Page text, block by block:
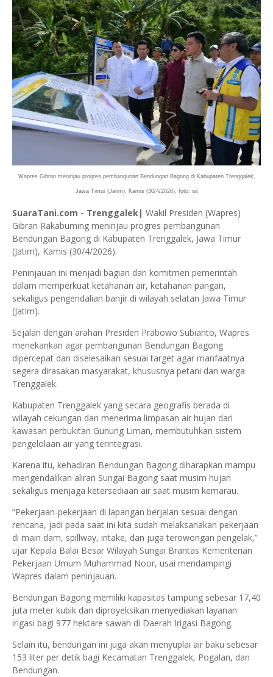
Wapres Gibran meninjau progres pembangunan Bendungan Bagong di Kabupaten Trenggalek,
Jawa Timur (Jatim), Kamis (30/4/2026). foto: ist
SuaraTani.com - Trenggalek| Wakil Presiden (Wapres)
Gibran Rakabuming meninjau progres pembangunan
Bendungan Bagong di Kabupaten Trenggalek, Jawa Timur
(Jatim), Kamis (30/4/2026).
Peninjauan ini menjadi bagian dari komitmen pemerintah
dalam memperkuat ketahanan air, ketahanan pangan,
sekaligus pengendalian banjir di wilayah selatan Jawa Timur
(Jatim).
Sejalan dengan arahan Presiden Prabowo Subianto, Wapres
menekankan agar pembangunan Bendungan Bagong
dipercepat dan diselesaikan sesuai target agar manfaatnya
segera dirasakan masyarakat, khususnya petani dan warga
Trenggalek.
Kabupaten Trenggalek yang secara geografis berada di
wilayah cekungan dan menerima limpasan air hujan dari
kawasan perbukitan Gunung Liman, membutuhkan sistem
pengelolaan air yang terintegrasi.
Karena itu, kehadiran Bendungan Bagong diharapkan mampu
mengendalikan aliran Sungai Bagong saat musim hujan
sekaligus menjaga ketersediaan air saat musim kemarau.
“Pekerjaan-pekerjaan di lapangan berjalan sesuai dengan
rencana, jadi pada saat ini kita sudah melaksanakan pekerjaan
di main dam, spillway, intake, dan juga terowongan pengelak,”
ujar Kepala Balai Besar Wilayah Sungai Brantas Kementerian
Pekerjaan Umum Muhammad Noor, usai mendampingi
Wapres dalam peninjauan.
Bendungan Bagong memiliki kapasitas tampung sebesar 17,40
juta meter kubik dan diproyeksikan menyediakan layanan
irigasi bagi 977 hektare sawah di Daerah Irigasi Bagong.
Selain itu, bendungan ini juga akan menyuplai air baku sebesar
153 liter per detik bagi Kecamatan Trenggalek, Pogalan, dan
Bendungan.